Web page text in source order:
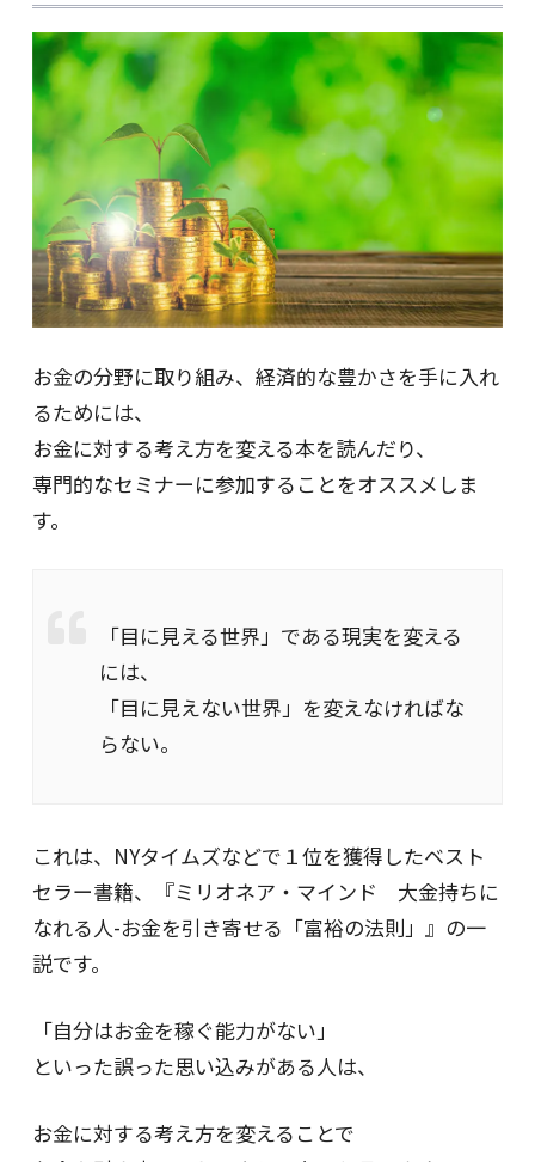
お金の分野に取り組み、経済的な豊かさを手に入れ
るためには、
お金に対する考え方を変える本を読んだり、
専門的なセミナーに参加することをオススメしま
す。
「目に見える世界」である現実を変える
には、
「目に見えない世界」を変えなければな
らない。
これは、NYタイムズなどで１位を獲得したベスト
セラー書籍、『ミリオネア・マインド 大金持ちに
なれる人-お金を引き寄せる「富裕の法則」』の一
説です。
「自分はお金を稼ぐ能力がない」
といった誤った思い込みがある人は、
お金に対する考え方を変えることで